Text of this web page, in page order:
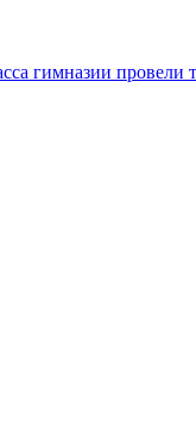
гимназии провели